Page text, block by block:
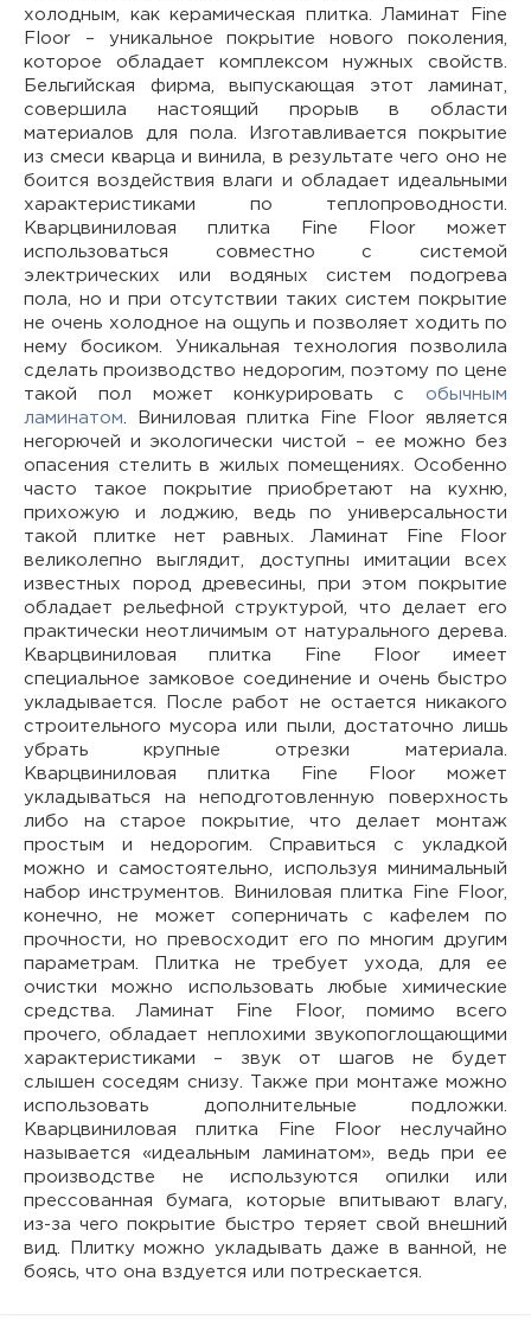
холодным, как керамическая плитка. Ламинат Fine
Floor – уникальное покрытие нового поколения,
которое обладает комплексом нужных свойств.
Бельгийская фирма, выпускающая этот ламинат,
совершила настоящий прорыв в области
материалов для пола. Изготавливается покрытие
из смеси кварца и винила, в результате чего оно не
боится воздействия влаги и обладает идеальными
характеристиками по теплопроводности.
Кварцвиниловая плитка Fine Floor может
использоваться совместно с системой
электрических или водяных систем подогрева
пола, но и при отсутствии таких систем покрытие
не очень холодное на ощупь и позволяет ходить по
нему босиком. Уникальная технология позволила
сделать производство недорогим, поэтому по цене
такой пол может конкурировать с обычным
ламинатом . Виниловая плитка Fine Floor является
негорючей и экологически чистой – ее можно без
опасения стелить в жилых помещениях. Особенно
часто такое покрытие приобретают на кухню,
прихожую и лоджию, ведь по универсальности
такой плитке нет равных. Ламинат Fine Floor
великолепно выглядит, доступны имитации всех
известных пород древесины, при этом покрытие
обладает рельефной структурой, что делает его
практически неотличимым от натурального дерева.
Кварцвиниловая плитка Fine Floor имеет
специальное замковое соединение и очень быстро
укладывается. После работ не остается никакого
строительного мусора или пыли, достаточно лишь
убрать крупные отрезки материала.
Кварцвиниловая плитка Fine Floor может
укладываться на неподготовленную поверхность
либо на старое покрытие, что делает монтаж
простым и недорогим. Справиться с укладкой
можно и самостоятельно, используя минимальный
набор инструментов. Виниловая плитка Fine Floor,
конечно, не может соперничать с кафелем по
прочности, но превосходит его по многим другим
параметрам. Плитка не требует ухода, для ее
очистки можно использовать любые химические
средства. Ламинат Fine Floor, помимо всего
прочего, обладает неплохими звукопоглощающими
характеристиками – звук от шагов не будет
слышен соседям снизу. Также при монтаже можно
использовать дополнительные подложки.
Кварцвиниловая плитка Fine Floor неслучайно
называется «идеальным ламинатом», ведь при ее
производстве не используются опилки или
прессованная бумага, которые впитывают влагу,
из-за чего покрытие быстро теряет свой внешний
вид. Плитку можно укладывать даже в ванной, не
боясь, что она вздуется или потрескается.